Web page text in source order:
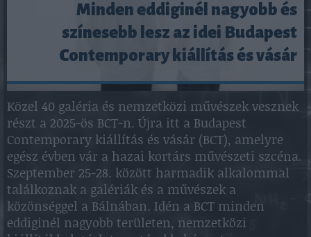
Minden eddiginél nagyobb és
színesebb lesz az idei Budapest
Contemporary kiállítás és vásár
Közel 40 galéria és nemzetközi művészek vesznek
részt a 2025-ös BCT-n. Újra itt a Budapest
Contemporary kiállítás és vásár (BCT), amelyre
egész évben vár a hazai kortárs művészeti szcéna.
Szeptember 25-28. között harmadik alkalommal
találkoznak a galériák és a művészek a
közönséggel a Bálnában. Idén a BCT minden
eddiginél nagyobb területen, nemzetközi